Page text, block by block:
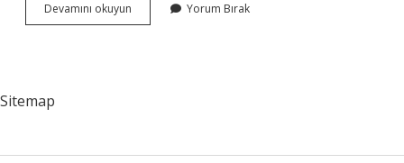
Devamını okuyun
Dünyada
Yorum Bırak
Sitemap